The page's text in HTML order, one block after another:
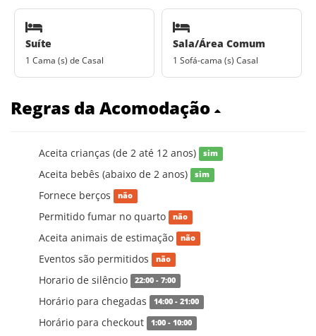
Suíte
1 Cama (s) de Casal
Sala/Área Comum
1 Sofá-cama (s) Casal
Regras da Acomodação
Aceita crianças (de 2 até 12 anos) sim
Aceita bebês (abaixo de 2 anos) sim
Fornece berços não
Permitido fumar no quarto não
Aceita animais de estimação não
Eventos são permitidos não
Horario de silêncio 22:00 - 7:00
Horário para chegadas 14:00 - 21:00
Horário para checkout 1:00 - 10:00